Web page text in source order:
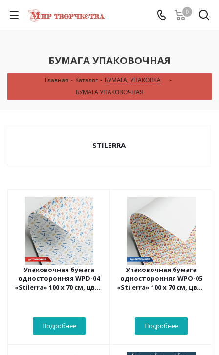
0
БУМАГА УПАКОВОЧНАЯ
Главная - Каталог - БУМАГА, УПАКОВКА
-
БУМАГА УПАКОВОЧНАЯ
STILERRA
Упаковочная бумага
односторонняя WPD-04
«Stilerra» 100 x 70 см, цвет
Подробнее
Упаковочная бумага
односторонняя WPO-05
«Stilerra» 100 x 70 см, цвет
Подробнее